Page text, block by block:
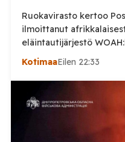
Ruokavirasto kertoo
ilmoittanut
eläintautijärjestö
haastaa kokoomuksen
sikaruttoilmoituksista.
ilmoittanut tuoreesta
WOAH:n kautta että
TV:lle tarkempia tietoja
KotimaaEilen 22:33